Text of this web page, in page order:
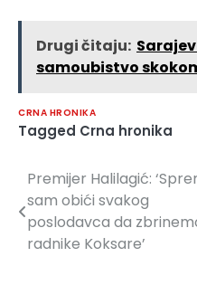
Drugi čitaju:
samoubistvo
CRNA HRONIKA
Tagged Crna hronika
Navigacija
članaka
Premijer Halilagić:
sam obići svakog
poslodavca da
radnike Koksare’